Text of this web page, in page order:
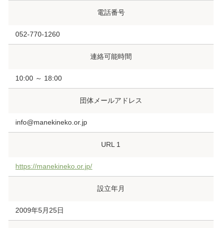
電話番号
052-770-1260
連絡可能時間
10:00 ～ 18:00
団体メールアドレス
info@manekineko.or.jp
URL 1
https://manekineko.or.jp/
設立年月
2009年5月25日